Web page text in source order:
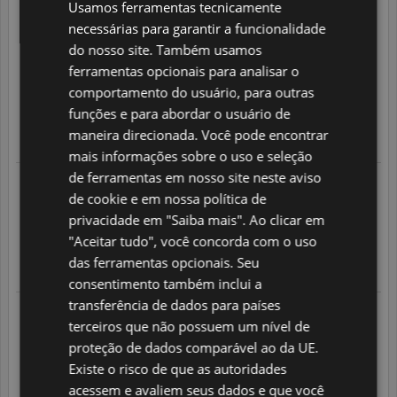
04.08.2026 às 23:26 horas
Seguindo um pedido feito em
04.08.2026
Estou muito satisfeita com a UCI, em especial ao*** que foi
sempre muito prestativo , sempre me respondendo as minhas
dúvidas a qualquer hora e sempre rápido.
Profissionalismo e dedicação foi excepcional
5 /5
Translate
04.08.2026 às 18:27 horas
04.08.2026
Muita satisfeita. marta foi impecável
5/ 5
Translate
04.08.2026 às 17:45 horas
Seguindo um pedido feito em
04.08.2026
Conheci a UCI através do *** e na sequência da ***. Foram os
dois inexcedíveis e muito profissionais. Fiquei, através deles,
muito bem impressionado com a UCI
5/5
ITALIAN
PORTUGUESE
SPANISH
GB
JAPANESE
Usamos ferramentas tecnicamente
necessárias para garantir a funcionalidade
do nosso site. Também usamos
ferramentas opcionais para analisar o
comportamento do usuário, para outras
funções e para abordar o usuário de
maneira direcionada. Você pode encontrar
mais informações sobre o uso e seleção
de ferramentas em nosso site neste aviso
de cookie e em nossa política de
privacidade em "Saiba mais". Ao clicar em
"Aceitar tudo", você concorda com o uso
das ferramentas opcionais. Seu
consentimento também inclui a
transferência de dados para países
terceiros que não possuem um nível de
proteção de dados comparável ao da UE.
Existe o risco de que as autoridades
acessem e avaliem seus dados e que você